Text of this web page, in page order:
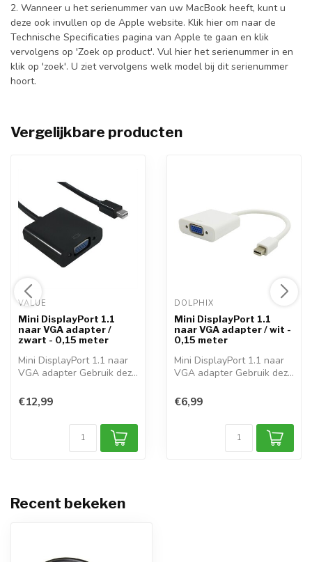
2. Wanneer u het serienummer van uw MacBook heeft, kunt u
deze ook invullen op de Apple website. Klik hier om naar de
Technische Specificaties pagina van Apple te gaan en klik
vervolgens op 'Zoek op product'. Vul hier het serienummer in en
klik op 'zoek'. U ziet vervolgens welk model bij dit serienummer
hoort.
Vergelijkbare producten
VALUE
Mini DisplayPort 1.1
naar VGA adapter /
zwart - 0,15 meter
Mini DisplayPort 1.1 naar
VGA adapter Gebruik deze
€12,99
DOLPHIX
Mini DisplayPort 1.1
naar VGA adapter / wit -
0,15 meter
Mini DisplayPort 1.1 naar
VGA adapter Gebruik deze
€6,99
Recent bekeken